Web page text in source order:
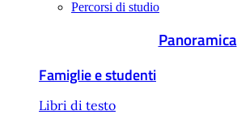
Percorsi di studio
Panoramica
Famiglie e studenti
Libri di testo